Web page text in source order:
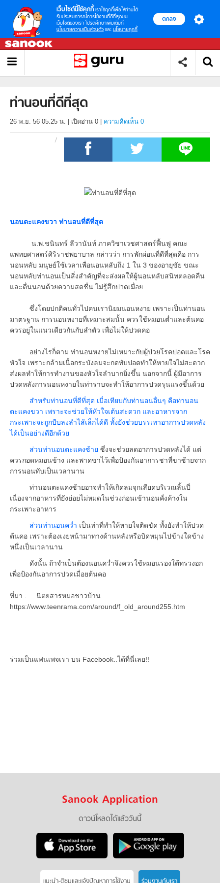
เว็บไซต์นี้ใช้คุกกี้ เราใช้คุกกี้เพื่อให้ท่านได้
รับประสบการณ์การใช้งานที่ดีที่สุดบน
เว็บไซต์ของเรา โปรดศึกษาเพิ่มเติมที่
นโยบายความเป็นส่วนตัว และ นโยบายคุกกี้
ตกลง
ท่านอนที่ดีที่สุด
26 พ.ย. 56 05.25 น. เปิดอ่าน 0 ความคิดเห็น 0
นอนตะแคงขวา ท่านอนที่ดีที่สุด
น.พ.ชนินทร์ ลีวานันท์ ภาควิชาเวชศาสตร์ฟื้นฟู คณะ
แพทยศาสตร์ศิริราชพยาบาล กล่าวว่า การพักผ่อนที่ดีที่สุดคือ การ
นอนหลับ มนุษย์ใช้เวลาเพื่อนอนหลับถึง 1 ใน 3 ของอายุขัย ขณะ
นอนหลับท่านอนเป็นสิ่งสำคัญที่จะส่งผลให้ผู้นอนหลับสนิทตลอดคืน
และตื่นนอนด้วยความสดชื่น ไม่รู้สึกปวดเมื่อย
ซึ่งโดยปกติคนทั่วไปคนเรานิยมนอนหงาย เพราะเป็นท่านอน
มาตรฐาน การนอนหงายที่เหมาะสมนั้น ควรใช้หมอนต่ำและต้นคอ
ควรอยู่ในแนวเดียวกันกับลำตัว เพื่อไม่ให้ปวดคอ
อย่างไรก็ตาม ท่านอนหงายไม่เหมาะกับผู้ป่วยโรคปอดและโรค
หัวใจ เพราะกล้ามเนื้อกระบังลมจะกดทับปอดทำให้หายใจไม่สะดวก
ส่งผลทำให้การทำงานของหัวใจลำบากยิ่งขึ้น นอกจากนี้ ผู้มีอาการ
ปวดหลังการนอนหงายในท่าราบจะทำให้อาการปวดรุนแรงขึ้นด้วย
สำหรับท่านอนที่ดีที่สุด เมื่อเทียบกับท่านอนอื่นๆ คือท่านอน
ตะแคงขวา เพราะจะช่วยให้หัวใจเต้นสะดวก และอาหารจาก
กระเพาะจะถูกบีบลงลำไส้เล็กได้ดี ทั้งยังช่วยบรรเทาอาการปวดหลัง
ได้เป็นอย่างดีอีกด้วย
ส่วนท่านอนตะแคงซ้าย ซึ่งจะช่วยลดอาการปวดหลังได้ แต่
ควรกอดหมอนข้าง และพาดขาไว้เพื่อป้องกันอาการชาที่ขาซ้ายจาก
การนอนทับเป็นเวลานาน
ท่านอนตะแคงซ้ายอาจทำให้เกิดลมจุกเสียดบริเวณลิ้นปี่
เนื่องจากอาหารที่ยังย่อยไม่หมดในช่วงก่อนเข้านอนคั่งค้างใน
กระเพาะอาหาร
ส่วนท่านอนคว่ำ เป็นท่าที่ทำให้หายใจติดขัด ทั้งยังทำให้ปวด
ต้นคอ เพราะต้องเงยหน้ามาทางด้านหลังหรือบิดหมุนไปข้างใดข้าง
หนึ่งเป็นเวลานาน
ดังนั้น ถ้าจำเป็นต้องนอนคว่ำจึงควรใช้หมอนรองใต้ทรวงอก
เพื่อป้องกันอาการปวดเมื่อยต้นคอ
ที่มา : นิตยสารหมอชาวบ้าน
https://www.teenrama.com/around/f_old_around255.htm
ร่วมเป็นแฟนเพจเรา บน Facebook..ได้ที่นี่เลย!!
Sanook Application
ดาวน์โหลดได้แล้ววันนี้